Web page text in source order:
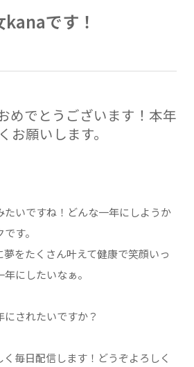
です！
めでとうございます！本年
お願いします。
たいですね！どんな一年にしようか
す。
をたくさん叶えて健康で笑顔いっ
にしたいなぁ。
されたいですか？
毎日配信します！どうぞよろしく